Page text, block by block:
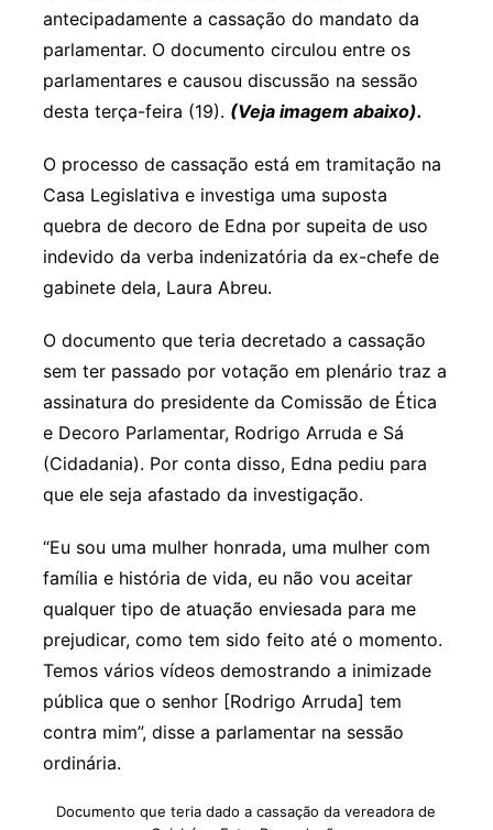
antecipadamente a cassação do mandato da
parlamentar. O documento circulou entre os
parlamentares e causou discussão na sessão
desta terça-feira (19). (Veja imagem abaixo).
O processo de cassação está em tramitação na
Casa Legislativa e investiga uma suposta
quebra de decoro de Edna por supeita de uso
indevido da verba indenizatória da ex-chefe de
gabinete dela, Laura Abreu.
O documento que teria decretado a cassação
sem ter passado por votação em plenário traz a
assinatura do presidente da Comissão de Ética
e Decoro Parlamentar, Rodrigo Arruda e Sá
(Cidadania). Por conta disso, Edna pediu para
que ele seja afastado da investigação.
“Eu sou uma mulher honrada, uma mulher com
família e história de vida, eu não vou aceitar
qualquer tipo de atuação enviesada para me
prejudicar, como tem sido feito até o momento.
Temos vários vídeos demostrando a inimizade
pública que o senhor [Rodrigo Arruda] tem
contra mim”, disse a parlamentar na sessão
ordinária.
Documento que teria dado a cassação da vereadora de